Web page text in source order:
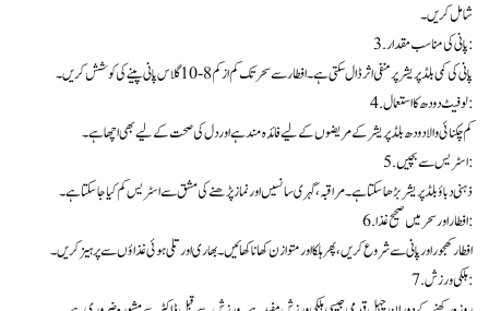
شامل کریں۔
3. پانی کی مناسب مقدار:
پانی کی کمی بلڈ پریشر پر منفی اثر ڈال سکتی ہے۔ افطار سے سحر تک کم از کم 8-10 گلاس پانی پینے کی کوشش کریں۔
4. لو فیٹ دودھ کا استعمال:
کم چکنائی والا دودھ بلڈ پریشر کے مریضوں کے لیے فائدہ مند ہے اور دل کی صحت کے لیے بھی اچھا ہے۔
5. اسٹریس سے بچیں:
ذہنی دباؤ بلڈ پریشر بڑھا سکتا ہے۔ مراقبہ، گہری سانسیں اور نماز پڑھنے کی مشق سے اسٹریس کم کیا جا سکتا ہے۔
6. افطار اور سحر میں صحیح غذا:
افطار کھجور اور پانی سے شروع کریں، پھر ہلکا اور متوازن کھانا کھائیں۔ بھاری اور تلی ہوئی غذاؤں سے پرہیز کریں۔
7. ہلکی ورزش: